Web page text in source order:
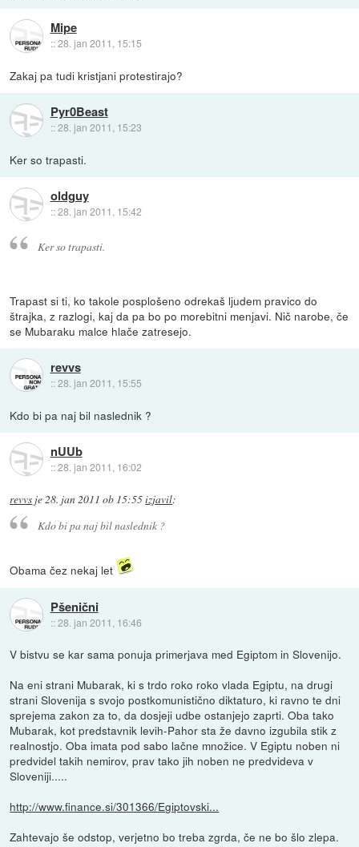
Mipe
::28. jan 2011, 15:15
Zakaj pa tudi kristjani protestirajo?
Pyr0Beast
::28. jan 2011, 15:23
Ker so trapasti.
oldguy
::28. jan 2011, 15:42
Ker so trapasti.
Trapast si ti, ko takole posplošeno odrekaš ljudem pravico do
štrajka, z razlogi, kaj da pa bo po morebitni menjavi. Nič narobe, če
se Mubaraku malce hlače zatresejo.
revvs
::28. jan 2011, 15:55
Kdo bi pa naj bil naslednik ?
nUUb
::28. jan 2011, 16:02
revvs je28. jan 2011 ob 15:55izjavil:
Kdo bi pa naj bil naslednik ?
Obama čez nekaj let
Pšenični
::28. jan 2011, 16:46
V bistvu se kar sama ponuja primerjava med Egiptom in Slovenijo.
Na eni strani Mubarak, ki s trdo roko roko vlada Egiptu, na drugi
strani Slovenija s svojo postkomunistično diktaturo, ki ravno te dni
sprejema zakon za to, da dosjeji udbe ostanjejo zaprti. Oba tako
Mubarak, kot predstavnik levih-Pahor sta že davno izgubila stik z
realnostjo. Oba imata pod sabo lačne množice. V Egiptu noben ni
predvidel takih nemirov, prav tako jih noben ne predvideva v
Sloveniji.....
http://www.finance.si/301366/Egiptovski...
Zahtevajo še odstop, verjetno bo treba zgrda, če ne bo šlo zlepa.